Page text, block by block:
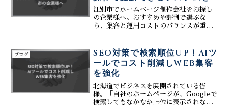
江別市の企業様へ
江別市でホームページ制作会社をお探し
の企業様へ。おすすめや評判で選ぶな
ら、集客と運用コストのバランスが重要
作」のCMSと、生成AIを活用した最先端
のMEO・SEO対策を提供します。WEB
制作の費用対効果にお悩みではありませ
んか？札幌近郊の江別エリアでのビジネ
スを加速させる、当社の「オールインシ
ステム」の全貌と、地域密着のサポート
体制について詳しく解説します。
ブログ
SEO対策で検索順位UP！AIツ
ールでコスト削減しWEB集客
を強化
北海道でビジネスを展開されている皆
様。「自社のホームページが、Googleで
検索してもなかなか上位に表示されな